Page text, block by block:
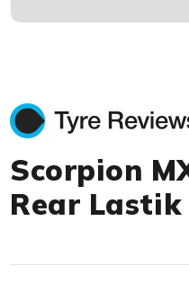
Scorpion
Rear Lastik